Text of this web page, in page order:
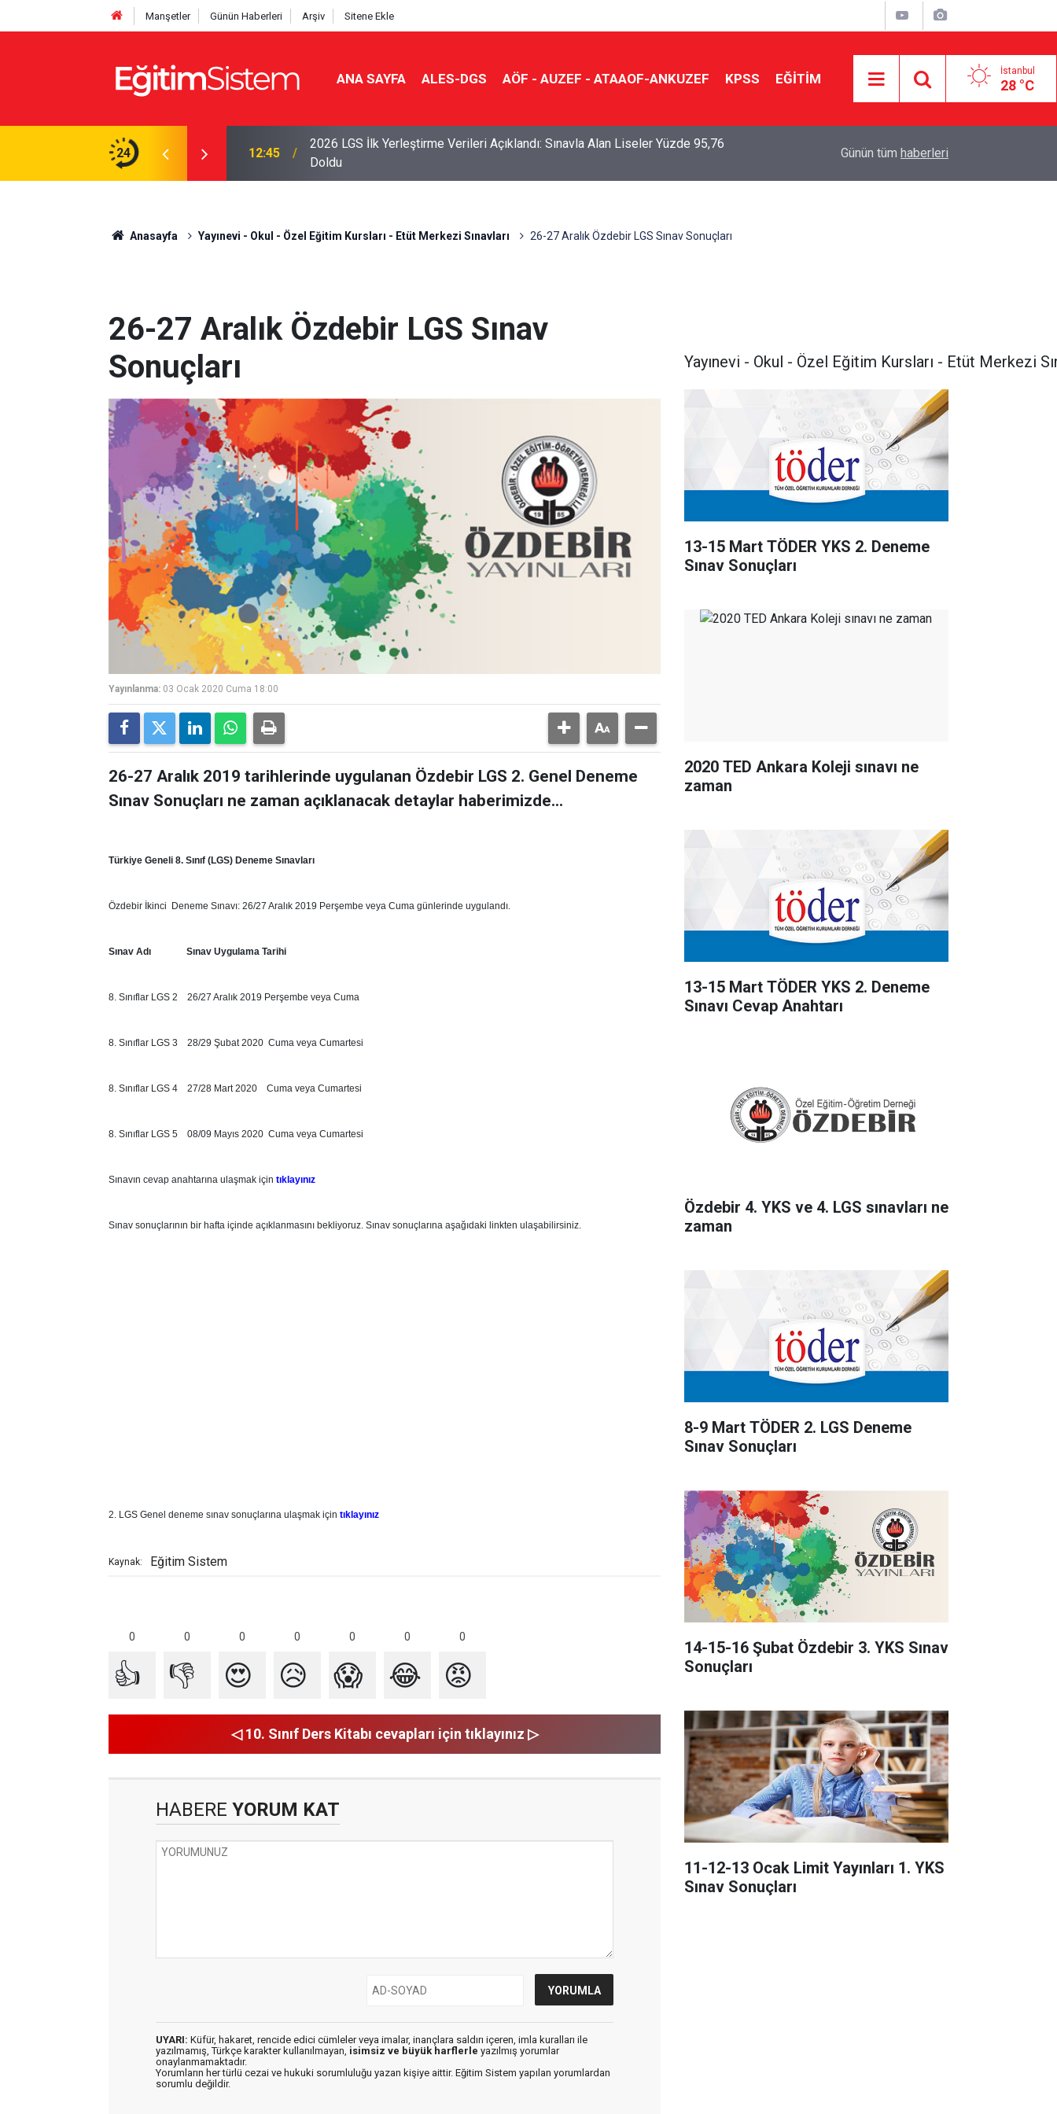
Manşetler Günün Haberleri Arşiv Sitene Ekle
ANA SAYFA ALES-DGS AÖF - AUZEF - ATAAOF-ANKUZEF KPSS EĞİTİM İstanbul
28 °C
24
Belli Oldu: İki Program 500 Puanla
12:45
2026 LGS İlk Yerleştirme Verileri Açıklandı: Sınavla Alan Liseler Yüzde 95,76
Doldu
Tercihine Yerleşti
Günün tüm haberleri
Anasayfa Yayınevi - Okul - Özel Eğitim Kursları - Etüt Merkezi Sınavları 26-27 Aralık Özdebir LGS Sınav Sonuçları
26-27 Aralık Özdebir LGS Sınav
Sonuçları
Yayınlanma: 03 Ocak 2020 Cuma 18:00
26-27 Aralık 2019 tarihlerinde uygulanan Özdebir LGS 2. Genel Deneme
Sınav Sonuçları ne zaman açıklanacak detaylar haberimizde...
Türkiye Geneli 8. Sınıf (LGS) Deneme Sınavları
Özdebir İkinci Deneme Sınavı: 26/27 Aralık 2019 Perşembe veya Cuma günlerinde uygulandı.
Sınav Adı Sınav Uygulama Tarihi
8. Sınıflar LGS 2 26/27 Aralık 2019 Perşembe veya Cuma
8. Sınıflar LGS 3 28/29 Şubat 2020 Cuma veya Cumartesi
8. Sınıflar LGS 4 27/28 Mart 2020 Cuma veya Cumartesi
8. Sınıflar LGS 5 08/09 Mayıs 2020 Cuma veya Cumartesi
Sınavın cevap anahtarına ulaşmak için tıklayınız
Sınav sonuçlarının bir hafta içinde açıklanmasını bekliyoruz. Sınav sonuçlarına aşağıdaki linkten ulaşabilirsiniz.
2. LGS Genel deneme sınav sonuçlarına ulaşmak için tıklayınız
Kaynak: Eğitim Sistem
0 0 0 0 0 0 0
👍 👎 😍 😥 😱 😂 😡
◁ 10. Sınıf Ders Kitabı cevapları için tıklayınız ▷
HABERE YORUM KAT
UYARI: Küfür, hakaret, rencide edici cümleler veya imalar, inançlara saldırı içeren, imla kuralları ile
yazılmamış, Türkçe karakter kullanılmayan, isimsiz ve büyük harflerle yazılmış yorumlar
onaylanmamaktadır.
Yorumların her türlü cezai ve hukuki sorumluluğu yazan kişiye aittir. Eğitim Sistem yapılan yorumlardan
sorumlu değildir.
Yayınevi - Okul - Özel Eğitim Kursları - Etüt Merkezi
13-15 Mart TÖDER YKS 2. Deneme
Sınav Sonuçları
2020 TED Ankara Koleji sınavı ne
zaman
13-15 Mart TÖDER YKS 2. Deneme
Sınavı Cevap Anahtarı
Özdebir 4. YKS ve 4. LGS sınavları ne
zaman
8-9 Mart TÖDER 2. LGS Deneme
Sınav Sonuçları
14-15-16 Şubat Özdebir 3. YKS Sınav
Sonuçları
11-12-13 Ocak Limit Yayınları 1. YKS
Sınav Sonuçları